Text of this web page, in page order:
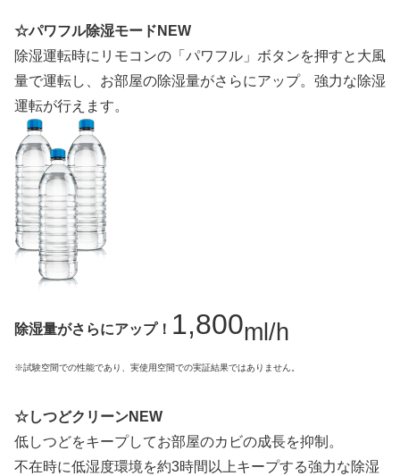
☆パワフル除湿モードNEW
除湿運転時にリモコンの「パワフル」ボタンを押すと大風
量で運転し、お部屋の除湿量がさらにアップ。強力な除湿
運転が行えます。
除湿量がさらにアップ！ 1,800ml/h
※試験空間での性能であり、実使用空間での実証結果ではありません。
☆しつどクリーンNEW
低しつどをキープしてお部屋のカビの成長を抑制。
不在時に低湿度環境を約3時間以上キープする強力な除湿